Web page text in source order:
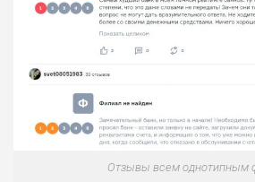
Отзывы всем однотипным